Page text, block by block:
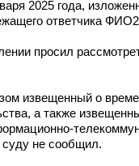
2025 года,
ответчика
просил
извещенный о
а также
суду не сообщил.